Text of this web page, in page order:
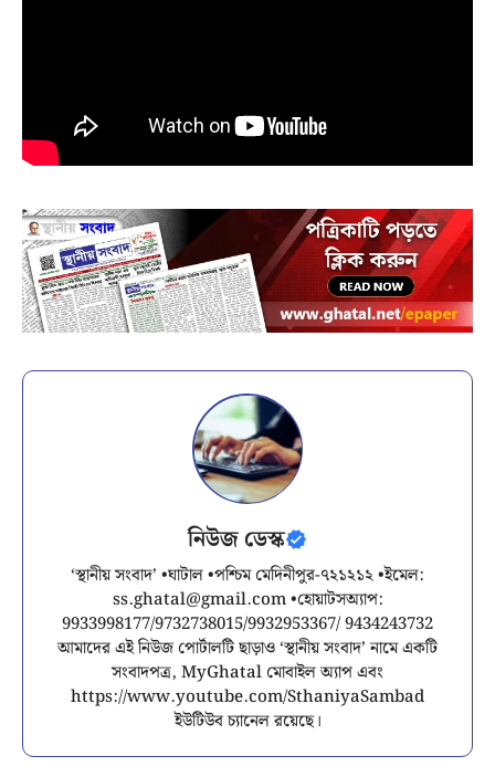
নিউজ ডেস্ক
‘স্থানীয় সংবাদ’ •ঘাটাল •পশ্চিম মেদিনীপুর-৭২১২১২ •ইমেল:
ss.ghatal@gmail.com•হোয়াটসঅ্যাপ:
9933998177/9732738015/9932953367/ 9434243732
আমাদের এই নিউজ পোর্টালটি ছাড়াও ‘স্থানীয় সংবাদ’ নামে একটি
সংবাদপত্র, MyGhatal মোবাইল অ্যাপ এবং
https://www.youtube.com/SthaniyaSambad
ইউটিউব চ্যানেল রয়েছে।